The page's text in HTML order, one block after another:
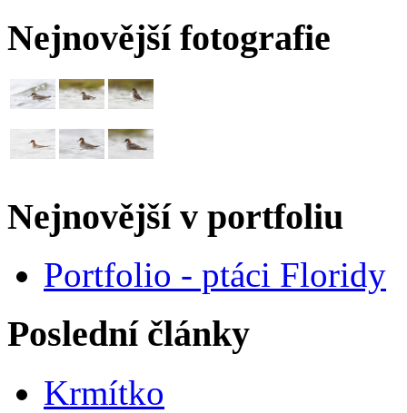
Nejnovější fotografie
Nejnovější v portfoliu
Portfolio - ptáci Floridy
Poslední články
Krmítko